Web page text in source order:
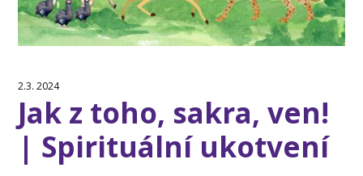
2.3. 2024
Jak z toho, sakra, ven!
| Spirituální ukotvení